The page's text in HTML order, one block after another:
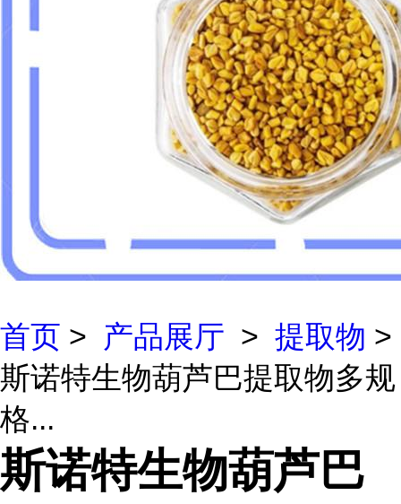
首页 > 产品展厅 > 提取物 >
斯诺特生物葫芦巴提取物多规
格...
斯诺特生物葫芦巴